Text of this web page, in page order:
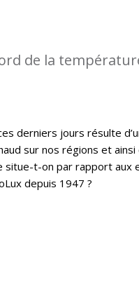
de la
derniers jours résulte
sur nos régions et
situe-t-on par rapport aux
depuis 1947 ?